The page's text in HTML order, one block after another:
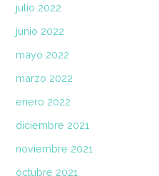
julio 2022
junio 2022
mayo 2022
marzo 2022
enero 2022
diciembre 2021
noviembre 2021
octubre 2021